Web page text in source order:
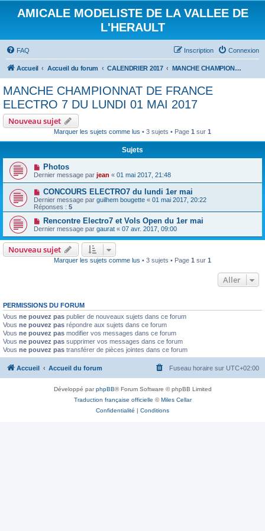
AMICALE MODELISTE DE LA VALLEE DE
L'HERAULT
FAQ Connexion
Inscription
Accueil Accueil du forum CALENDRIER 2017 MANCHE CHAMPIONNAT DE FRANCE ELECTRO 7 DU LUNDI 01 MAI 2017
MANCHE CHAMPIONNAT DE FRANCE
ELECTRO 7 DU LUNDI 01 MAI 2017
Nouveau sujet
Marquer les sujets comme lus • 3 sujets • Page 1 sur 1
Sujets
Photos
Dernier message par jean « 01 mai 2017, 21:48
CONCOURS ELECTRO7 du lundi 1er mai
Dernier message par guilhem bougette « 01 mai 2017, 20:22
Réponses : 5
Rencontre Electro7 et Vols Open du 1er mai
Dernier message par gaurat « 07 avr. 2017, 09:00
Nouveau sujet
Marquer les sujets comme lus • 3 sujets • Page 1 sur 1
Aller
PERMISSIONS DU FORUM
Vous ne pouvez pas publier de nouveaux sujets dans ce forum
Vous ne pouvez pas répondre aux sujets dans ce forum
Vous ne pouvez pas modifier vos messages dans ce forum
Vous ne pouvez pas supprimer vos messages dans ce forum
Vous ne pouvez pas transférer de pièces jointes dans ce forum
Accueil Accueil du forum Fuseau horaire sur UTC+02:00
Développé parphpBB® Forum Software © phpBB Limited
Traduction française officielle ©Miles Cellar
Confidentialité | Conditions